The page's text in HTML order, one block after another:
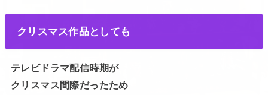
クリスマス作品としても
テレビドラマ配信時期が
クリスマス間際だったため